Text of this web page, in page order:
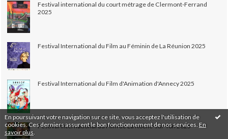
En poursuivant votre navigation sur ce site, vous acceptez l'utilisation de
cookies. Ces derniers assurent le bon fonctionnement de nos services. En
savoir plus
Festival international du court métrage de Clermont-Ferrand
2025
Festival International du Film au Féminin de La Réunion 2025
Festival International du Film d'Animation d'Annecy 2025
Festival International du Film de La Roche-sur-Yon 2025